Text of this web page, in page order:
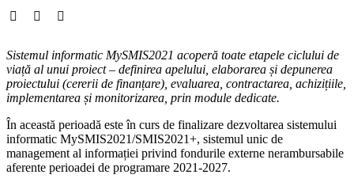
Sistemul informatic MySMIS2021 acoperă toate etapele ciclului de
viață al unui proiect – definirea apelului, elaborarea și depunerea
proiectului (cererii de finanțare), evaluarea, contractarea, achizițiile,
implementarea și monitorizarea, prin module dedicate.
În această perioadă este în curs de finalizare dezvoltarea sistemului
informatic MySMIS2021/SMIS2021+, sistemul unic de
management al informației privind fondurile externe nerambursabile
aferente perioadei de programare 2021-2027.